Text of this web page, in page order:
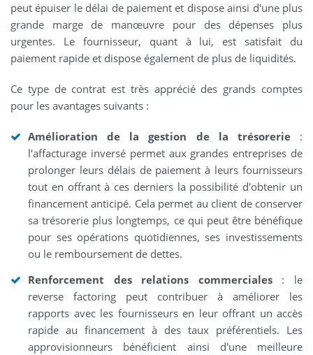
peut épuiser le délai de paiement et dispose ainsi d'une plus
grande marge de manœuvre pour des dépenses plus
urgentes. Le fournisseur, quant à lui, est satisfait du
paiement rapide et dispose également de plus de liquidités.
Ce type de contrat est très apprécié des grands comptes
pour les avantages suivants :
Amélioration de la gestion de la trésorerie:
l'affacturage inversé permet aux grandes entreprises de
prolonger leurs délais de paiement à leurs fournisseurs
tout en offrant à ces derniers la possibilité d'obtenir un
financement anticipé. Cela permet au client de conserver
sa trésorerie plus longtemps, ce qui peut être bénéfique
pour ses opérations quotidiennes, ses investissements
ou le remboursement de dettes.
Renforcement des relations commerciales: le
reverse factoring peut contribuer à améliorer les
rapports avec les fournisseurs en leur offrant un accès
rapide au financement à des taux préférentiels. Les
approvisionneurs bénéficient ainsi d'une meilleure